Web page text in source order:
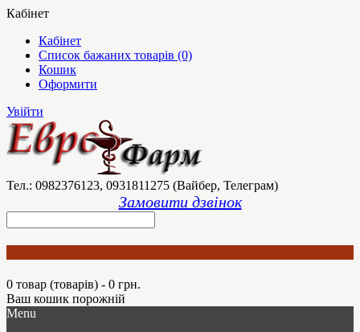
Кабінет
Кабінет
Список бажаних товарів (0)
Кошик
Оформити
Увійти
Тел.: 0982376123, 0931811275 (Вайбер, Телеграм)
Замовити дзвінок
0 товар (товарів) - 0 грн.
Ваш кошик порожній
Menu